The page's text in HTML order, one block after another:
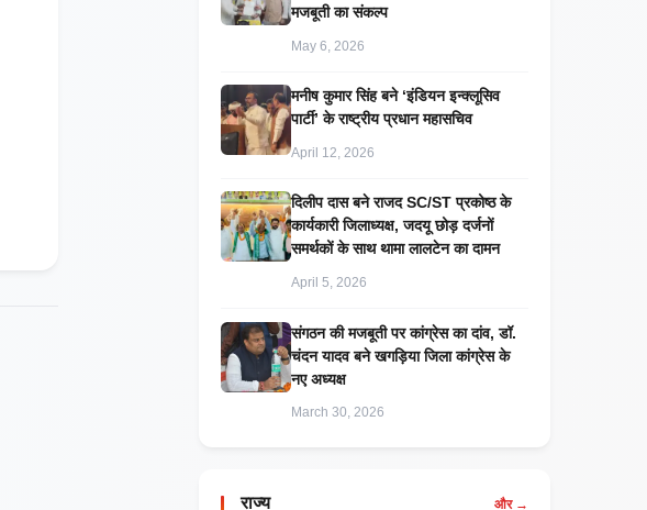
मजबूती का संकल्प
May 6, 2026
मनीष कुमार सिंह बने ‘इंडियन इन्क्लूसिव
पार्टी’ के राष्ट्रीय प्रधान महासचिव
April 12, 2026
दिलीप दास बने राजद SC/ST प्रकोष्ठ के
कार्यकारी जिलाध्यक्ष, जदयू छोड़ दर्जनों
समर्थकों के साथ थामा लालटेन का दामन
April 5, 2026
संगठन की मजबूती पर कांग्रेस का दांव, डॉ.
चंदन यादव बने खगड़िया जिला कांग्रेस के
नए अध्यक्ष
March 30, 2026
राज्य और →